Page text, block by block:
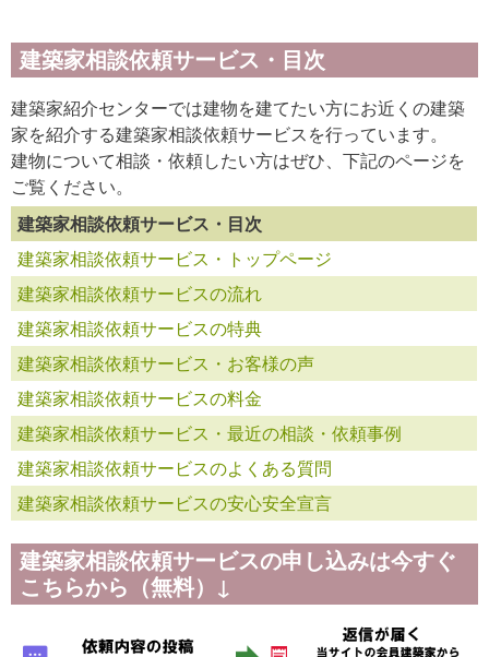
建築家相談依頼サービス・目次
建築家紹介センターでは建物を建てたい方にお近くの建築
家を紹介する建築家相談依頼サービスを行っています。
建物について相談・依頼したい方はぜひ、下記のページを
ご覧ください。
建築家相談依頼サービス・目次
建築家相談依頼サービス・トップページ
建築家相談依頼サービスの流れ
建築家相談依頼サービスの特典
建築家相談依頼サービス・お客様の声
建築家相談依頼サービスの料金
建築家相談依頼サービス・最近の相談・依頼事例
建築家相談依頼サービスのよくある質問
建築家相談依頼サービスの安心安全宣言
建築家相談依頼サービスの申し込みは今すぐ
こちらから（無料）↓